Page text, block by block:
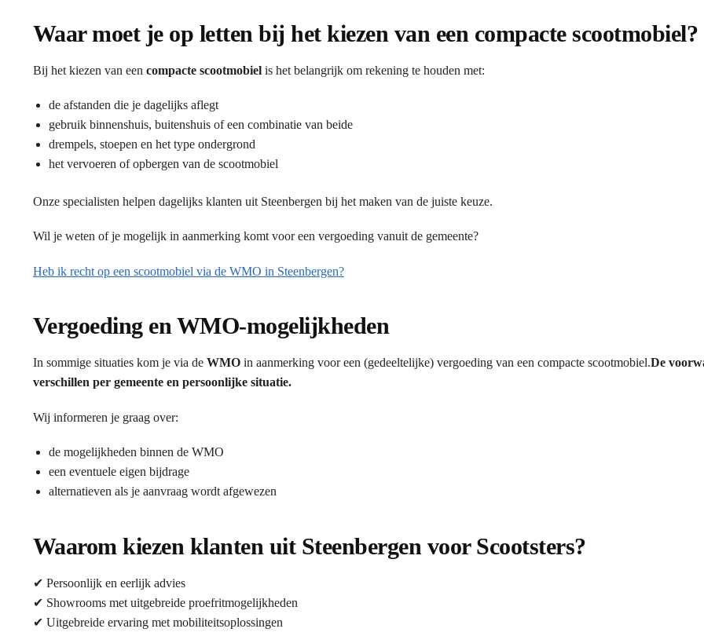
Waar moet je op letten bij het kiezen van een compacte scootmobiel?
Bij het kiezen van een compacte scootmobielis het belangrijk om rekening te houden met:
de afstanden die je dagelijks aflegt
gebruik binnenshuis, buitenshuis of een combinatie van beide
drempels, stoepen en het type ondergrond
het vervoeren of opbergen van de scootmobiel
Onze specialisten helpen dagelijks klanten uit Steenbergen bij het maken van de juiste keuze.
Wil je weten of je mogelijk in aanmerking komt voor een vergoeding vanuit de gemeente?
Heb ik recht op een scootmobiel via de WMO in Steenbergen?
Vergoeding en WMO-mogelijkheden
In sommige situaties kom je via de WMOin aanmerking voor een (gedeeltelijke) vergoeding van een compacte scootmobiel.De
verschillen per gemeente en persoonlijke situatie.
Wij informeren je graag over:
de mogelijkheden binnen de WMO
een eventuele eigen bijdrage
alternatieven als je aanvraag wordt afgewezen
Waarom kiezen klanten uit Steenbergen voor Scootsters?
✔ Persoonlijk en eerlijk advies
✔ Showrooms met uitgebreide proefritmogelijkheden
✔ Uitgebreide ervaring met mobiliteitsoplossingen